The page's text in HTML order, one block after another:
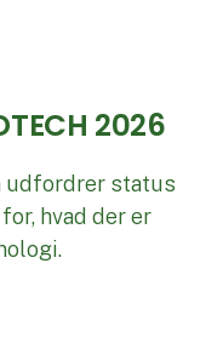
2026
udfordrer status
hvad der er